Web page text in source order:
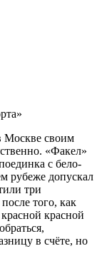
Москве своим
«Факел»
с бело-
рубеже допускал
три
того, как
красной
в счёте, но